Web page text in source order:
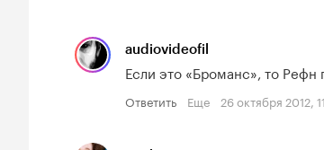
audiovideofil
Если это «Броманс», то Рефн
Ответить Еще 26 октября 2012,